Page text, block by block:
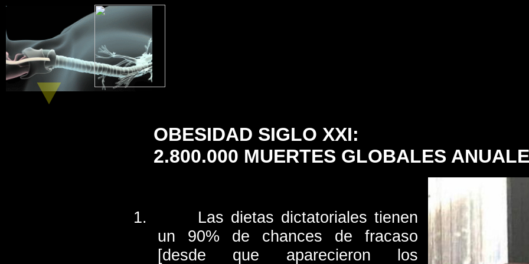
OBESIDAD SIGLO XXI:
2.800.000 MUERTES GLOBALES
Las dietas dictatoriales tienen
un 90% de chances de fracaso
[desde que aparecieron los